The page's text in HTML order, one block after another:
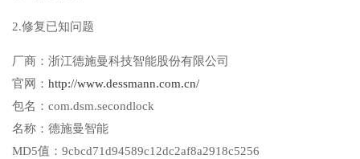
2.修复已知问题
厂商： 浙江德施曼科技智能股份有限公司
官网： http://www.dessmann.com.cn/
包名： com.dsm.secondlock
名称： 德施曼智能
MD5值： 9cbcd71d94589c12dc2af8a2918c5256